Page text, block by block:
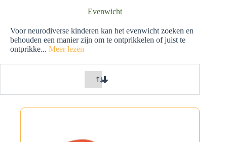
Evenwicht
Voor neurodiverse kinderen kan het evenwicht zoeken en
behouden een manier zijn om te ontprikkelen of juist te
ontprikke... Meer lezen